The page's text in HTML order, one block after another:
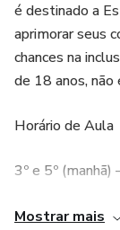
é destinado a
aprimorar seus
chances na
de 18 anos, não
Horário de Aula
3º e 5º
3º e 5º (tarde)
Mostrar mais